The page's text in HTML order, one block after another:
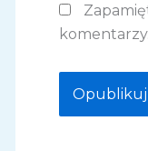
komentarzy.